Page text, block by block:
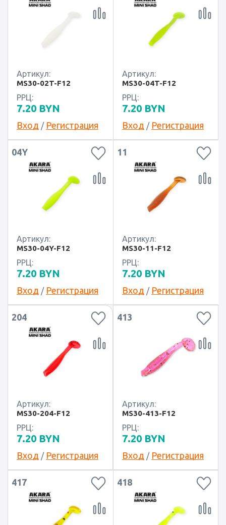
Артикул:
MS30-02T-F12
РРЦ:
7.20 BYN
Вход / Регистрация
Артикул:
MS30-04T-F12
РРЦ:
7.20 BYN
Вход / Регистрация
04Y
Артикул:
MS30-04Y-F12
РРЦ:
7.20 BYN
Вход / Регистрация
11
Артикул:
MS30-11-F12
РРЦ:
7.20 BYN
Вход / Регистрация
204
Артикул:
MS30-204-F12
РРЦ:
7.20 BYN
Вход / Регистрация
413
Артикул:
MS30-413-F12
РРЦ:
7.20 BYN
Вход / Регистрация
417 418